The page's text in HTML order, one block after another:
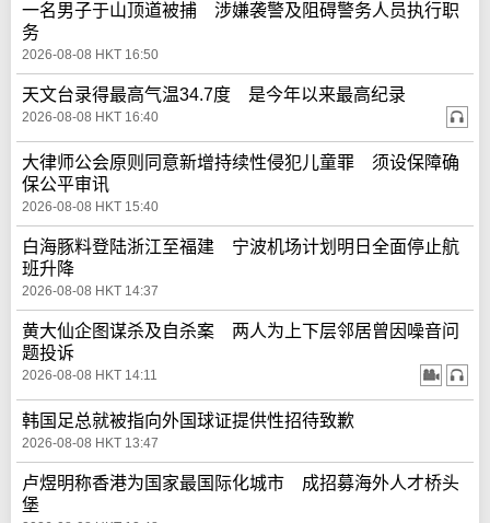
一名男子于山顶道被捕 涉嫌袭警及阻碍警务人员执行职
务
2026-08-08 HKT 16:50
天文台录得最高气温34.7度 是今年以来最高纪录
2026-08-08 HKT 16:40
大律师公会原则同意新增持续性侵犯儿童罪 须设保障确
保公平审讯
2026-08-08 HKT 15:40
白海豚料登陆浙江至福建 宁波机场计划明日全面停止航
班升降
2026-08-08 HKT 14:37
黄大仙企图谋杀及自杀案 两人为上下层邻居曾因噪音问
题投诉
2026-08-08 HKT 14:11
韩国足总就被指向外国球证提供性招待致歉
2026-08-08 HKT 13:47
卢煜明称香港为国家最国际化城市 成招募海外人才桥头
堡